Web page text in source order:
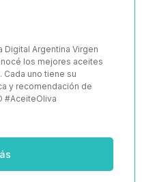
Digital Argentina Virgen
los mejores aceites
Cada uno tiene su
y recomendación de
#AceiteOliva